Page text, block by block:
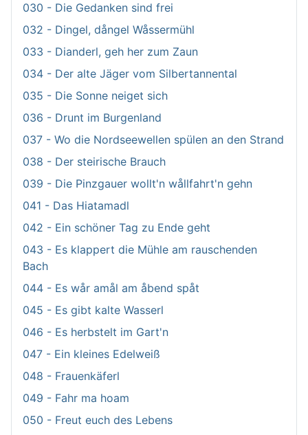
030 - Die Gedanken sind frei
032 - Dingel, dångel Wåssermühl
033 - Dianderl, geh her zum Zaun
034 - Der alte Jäger vom Silbertannental
035 - Die Sonne neiget sich
036 - Drunt im Burgenland
037 - Wo die Nordseewellen spülen an den Strand
038 - Der steirische Brauch
039 - Die Pinzgauer wollt'n wållfahrt'n gehn
041 - Das Hiatamadl
042 - Ein schöner Tag zu Ende geht
043 - Es klappert die Mühle am rauschenden
Bach
044 - Es wår amål am åbend spåt
045 - Es gibt kalte Wasserl
046 - Es herbstelt im Gart'n
047 - Ein kleines Edelweiß
048 - Frauenkäferl
049 - Fahr ma hoam
050 - Freut euch des Lebens